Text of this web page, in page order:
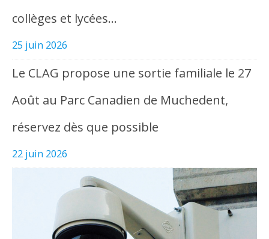
collèges et lycées…
25 juin 2026
Le CLAG propose une sortie familiale le 27
Août au Parc Canadien de Muchedent,
réservez dès que possible
22 juin 2026